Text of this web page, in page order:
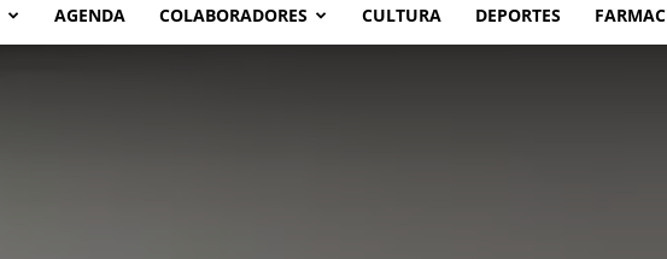
AGENDA COLABORADORES CULTURA DEPORTES